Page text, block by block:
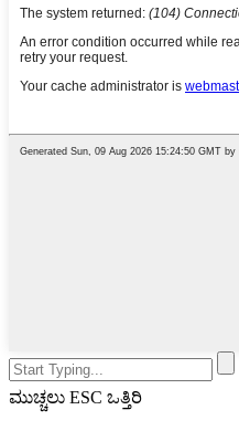
ಮುಚ್ಚಲು ESC ಒತ್ತಿರಿ